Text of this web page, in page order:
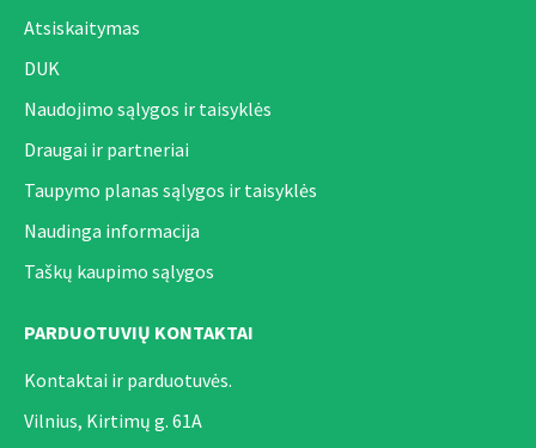
Atsiskaitymas
DUK
Naudojimo sąlygos ir taisyklės
Draugai ir partneriai
Taupymo planas sąlygos ir taisyklės
Naudinga informacija
Taškų kaupimo sąlygos
PARDUOTUVIŲ KONTAKTAI
Kontaktai ir parduotuvės.
Vilnius, Kirtimų g. 61A